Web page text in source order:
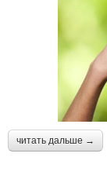
читать дальше →